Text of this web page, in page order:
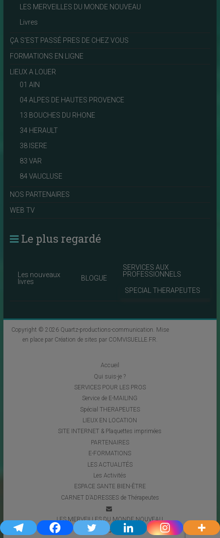
LES MERVEILLES DU MONDE NOUVEAU
Livres
ÇA S'EST PASSÉ PRES DE CHEZ VOUS
FORMATIONS EN LIGNE
LIEUX A LOUER
01 AIN
04 ALPES DE HAUTES PROVENCE
13 BOUCHES DU RHONE
34 HERAULT
38 ISERE
83 VAR
84 VAUCLUSE
NOS PARTENAIRES
WEB TV
Le plus regardé
Les nouveaux
livres
BLOGUE
SERVICES AUX
PROFESSIONNELS
SPECIAL THERAPEUTES
Copyright © 2026 Quartz-productions-communication. Mise
en place par Création de sites par COMVISUELLE.FR.
Accueil
Qui suis-je ?
SERVICES POUR LES PROS
Service de E-MAILING
Spécial THERAPEUTES
LIEUX EN LOCATION
SITE INTERNET & Plaquettes imprimées
PARTENAIRES
E-FORMATIONS
LES ACTUALITÉS
Les Activités
ESPACE SANTE BIEN-ÊTRE
CARNET D’ADRESSES de Thérapeutes
LES MERVEILLES DU MONDE NOUVEAU
Coups de Coeur